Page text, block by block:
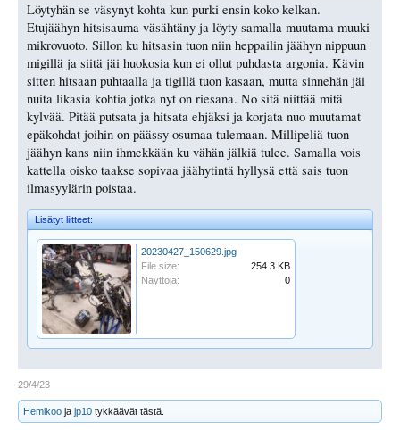
Löytyhän se väsynyt kohta kun purki ensin koko kelkan.
Etujäähyn hitsisauma väsähtäny ja löyty samalla muutama muuki
mikrovuoto. Sillon ku hitsasin tuon niin heppailin jäähyn nippuun
migillä ja siitä jäi huokosia kun ei ollut puhdasta argonia. Kävin
sitten hitsaan puhtaalla ja tigillä tuon kasaan, mutta sinnehän jäi
nuita likasia kohtia jotka nyt on riesana. No sitä niittää mitä
kylvää. Pitää putsata ja hitsata ehjäksi ja korjata nuo muutamat
epäkohdat joihin on päässy osumaa tulemaan. Millipeliä tuon
jäähyn kans niin ihmekkään ku vähän jälkiä tulee. Samalla vois
kattella oisko taakse sopivaa jäähytintä hyllysä että sais tuon
ilmasyylärin poistaa.
Lisätyt liitteet:
20230427_150629.jpg
File size:
254.3 KB
Näyttöjä:
0
29/4/23
Hemikoo ja jp10 tykkäävät tästä.